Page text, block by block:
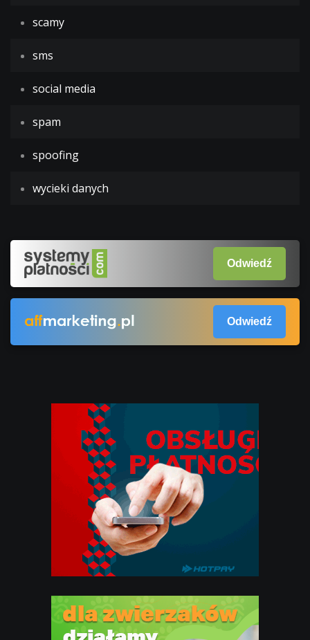
scamy
sms
social media
spam
spoofing
wycieki danych
Odwiedź
Odwiedź